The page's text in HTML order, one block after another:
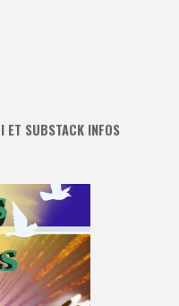
ET SUBSTACK INFOS